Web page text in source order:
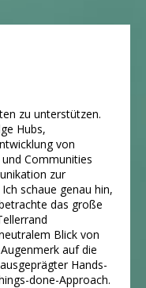
zu unterstützen.
Hubs,
von
Communities
zur
schaue genau hin,
das große
Blick von
auf die
Hands-
done-Approach.